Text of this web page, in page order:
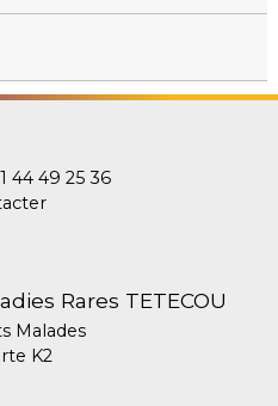
44 49 25 36
Rares TETECOU
Malades
K2